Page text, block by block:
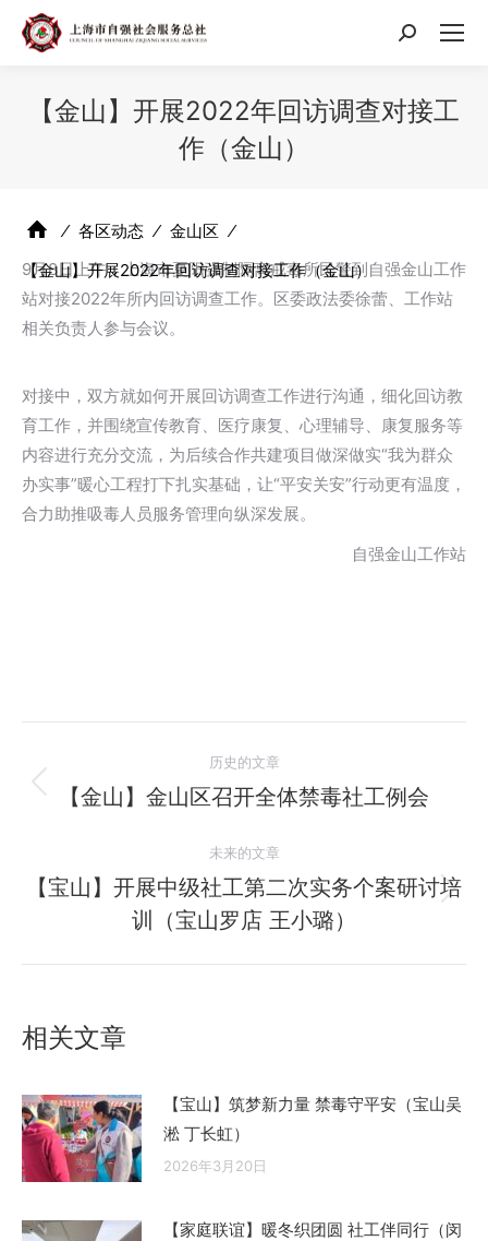
搜
【金山】开展2022年回访调查对接工
作（金山）
⁄ 各区动态 ⁄ 金山区 ⁄
【金山】开展2022年回访调查对接工作（金山）
9月8日上午，上海市夏阳强制隔离戒毒所民警到自强金山工作
站对接2022年所内回访调查工作。区委政法委徐蕾、工作站
相关负责人参与会议。
对接中，双方就如何开展回访调查工作进行沟通，细化回访教
育工作，并围绕宣传教育、医疗康复、心理辅导、康复服务等
内容进行充分交流，为后续合作共建项目做深做实“我为群众
办实事”暖心工程打下扎实基础，让“平安关安”行动更有温度，
合力助推吸毒人员服务管理向纵深发展。
自强金山工作站
章
航
历史的文章
历
的
文
章：
【金山】金山区召开全体禁毒社工例会
未来的文章
未
来
的
【宝山】开展中级社工第二次实务个案研讨培
训（宝山罗店 王小璐）
相关文章
【宝山】筑梦新力量 禁毒守平安（宝山吴
淞 丁长虹）
2026年3月20日
【家庭联谊】暖冬织团圆 社工伴同行（闵